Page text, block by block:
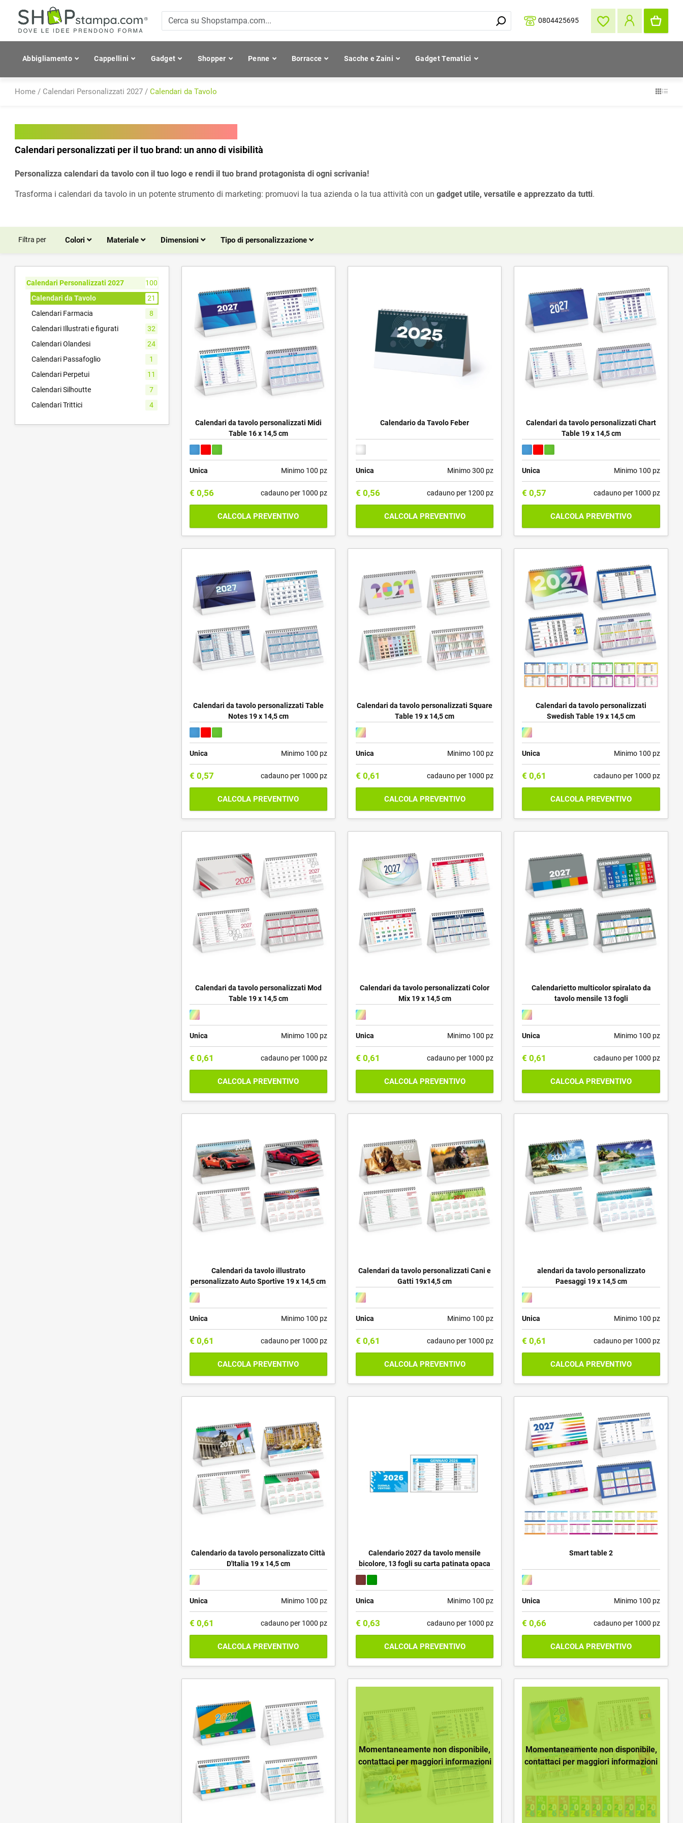
0804425695
Abbigliamento Cappellini Gadget Shopper Penne Borracce Sacche e Zaini Gadget Tematici
Home / Calendari Personalizzati 2027 / Calendari da Tavolo
Calendari personalizzati per il tuo brand: un anno di visibilità
Personalizza calendari da tavolo con il tuo logo e rendi il tuo brand protagonista di ogni scrivania!
Trasforma i calendari da tavolo in un potente strumento di marketing: promuovi la tua azienda o la tua attività con un gadget utile, versatile e apprezzato da tutti.
Filtra per Colori Materiale Dimensioni Tipo di personalizzazione
Calendari Personalizzati 2027
100
Calendari da Tavolo
21
Calendari Farmacia
8
Calendari Illustrati e figurati
32
Calendari Olandesi
24
Calendari Passafoglio
1
Calendari Perpetui
11
Calendari Silhoutte
7
Calendari Trittici
4
Calendari da tavolo personalizzati Midi
Table 16 x 14,5 cm
Unica Minimo 100 pz
€ 0,56 cadauno per 1000 pz
CALCOLA PREVENTIVO
Calendario da Tavolo Feber
Unica Minimo 300 pz
€ 0,56 cadauno per 1200 pz
CALCOLA PREVENTIVO
Calendari da tavolo personalizzati Chart
Table 19 x 14,5 cm
Unica Minimo 100 pz
€ 0,57 cadauno per 1000 pz
CALCOLA PREVENTIVO
Calendari da tavolo personalizzati Table
Notes 19 x 14,5 cm
Unica Minimo 100 pz
€ 0,57 cadauno per 1000 pz
CALCOLA PREVENTIVO
Calendari da tavolo personalizzati Square
Table 19 x 14,5 cm
Unica Minimo 100 pz
€ 0,61 cadauno per 1000 pz
CALCOLA PREVENTIVO
Calendari da tavolo personalizzati
Swedish Table 19 x 14,5 cm
Unica Minimo 100 pz
€ 0,61 cadauno per 1000 pz
CALCOLA PREVENTIVO
Calendari da tavolo personalizzati Mod
Table 19 x 14,5 cm
Unica Minimo 100 pz
€ 0,61 cadauno per 1000 pz
CALCOLA PREVENTIVO
Calendari da tavolo personalizzati Color
Mix 19 x 14,5 cm
Unica Minimo 100 pz
€ 0,61 cadauno per 1000 pz
CALCOLA PREVENTIVO
Calendarietto multicolor spiralato da
tavolo mensile 13 fogli
Unica Minimo 100 pz
€ 0,61 cadauno per 1000 pz
CALCOLA PREVENTIVO
Calendari da tavolo illustrato
personalizzato Auto Sportive 19 x 14,5 cm
Unica Minimo 100 pz
€ 0,61 cadauno per 1000 pz
CALCOLA PREVENTIVO
Calendari da tavolo personalizzati Cani e
Gatti 19x14,5 cm
Unica Minimo 100 pz
€ 0,61 cadauno per 1000 pz
CALCOLA PREVENTIVO
alendari da tavolo personalizzato
Paesaggi 19 x 14,5 cm
Unica Minimo 100 pz
€ 0,61 cadauno per 1000 pz
CALCOLA PREVENTIVO
Calendario da tavolo personalizzato Città
D'Italia 19 x 14,5 cm
Unica Minimo 100 pz
€ 0,61 cadauno per 1000 pz
CALCOLA PREVENTIVO
Calendario 2027 da tavolo mensile
bicolore, 13 fogli su carta patinata opaca
Unica Minimo 100 pz
€ 0,63 cadauno per 1000 pz
CALCOLA PREVENTIVO
Smart table 2
Unica Minimo 100 pz
€ 0,66 cadauno per 1000 pz
CALCOLA PREVENTIVO
Momentaneamente non disponibile,
contattaci per maggiori informazioni
Momentaneamente non disponibile,
contattaci per maggiori informazioni